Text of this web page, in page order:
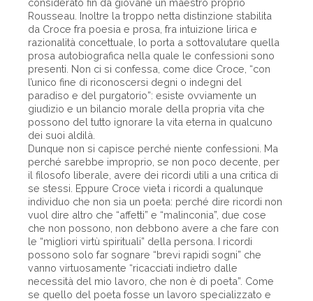
considerato fin da giovane un maestro proprio
Rousseau. Inoltre la troppo netta distinzione stabilita
da Croce fra poesia e prosa, fra intuizione lirica e
razionalità concettuale, lo porta a sottovalutare quella
prosa autobiografica nella quale le confessioni sono
presenti. Non ci si confessa, come dice Croce, “con
l’unico fine di riconoscersi degni o indegni del
paradiso e del purgatorio”: esiste ovviamente un
giudizio e un bilancio morale della propria vita che
possono del tutto ignorare la vita eterna in qualcuno
dei suoi aldilà.
Dunque non si capisce perché niente confessioni. Ma
perché sarebbe improprio, se non poco decente, per
il filosofo liberale, avere dei ricordi utili a una critica di
se stessi. Eppure Croce vieta i ricordi a qualunque
individuo che non sia un poeta: perché dire ricordi non
vuol dire altro che “affetti” e “malinconia”, due cose
che non possono, non debbono avere a che fare con
le “migliori virtù spirituali” della persona. I ricordi
possono solo far sognare “brevi rapidi sogni” che
vanno virtuosamente “ricacciati indietro dalle
necessità del mio lavoro, che non è di poeta”. Come
se quello del poeta fosse un lavoro specializzato e